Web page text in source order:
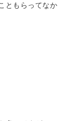
ともらってなか